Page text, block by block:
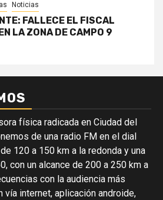
Noticias
FALLECE EL FISCAL
LA ZONA DE CAMPO 9
física radicada en Ciudad del
de una radio FM en el dial
120 a 150 km a la redonda y una
con un alcance de 200 a 250 km a
con la audiencia más
vía internet, aplicación androide,